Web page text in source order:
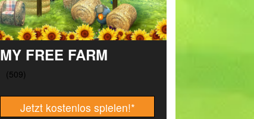
MY FREE FARM
Jetzt kostenlos spielen!*